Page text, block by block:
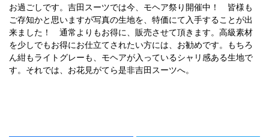
お過ごしです。吉田スーツでは今、モヘア祭り開催中！ 皆様も
ご存知かと思いますが写真の生地を、特価にて入手することが出
来ました！ 通常よりもお得に、販売させて頂きます。高級素材
を少しでもお得にお仕立てされたい方には、お勧めです。もちろ
ん紺もライトグレーも、モヘアが入っているシャリ感ある生地で
す。それでは、お花見がてら是非吉田スーツへ。